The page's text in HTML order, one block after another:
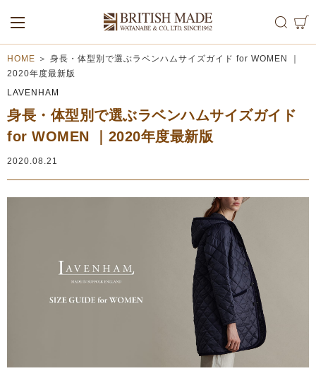
ALL MEN
WOMEN
HOME ＞ 身長・体型別で選ぶラベンハムサイズガイド for WOMEN ｜
2020年度最新版
LAVENHAM
身長・体型別で選ぶラベンハムサイズガイド
for WOMEN ｜2020年度最新版
2020.08.21